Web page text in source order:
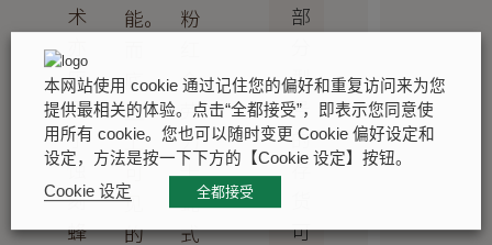
术
应
用
于
蚀
刻
蜂
能。
底
盖
上
可
见
的
粉
金
劳
力
士
蚝
式
部
型
号
的
存
可
本网站使用 cookie 通过记住您的偏好和重复访问来为您
提供最相关的体验。点击“全都接受”，即表示您同意使
用所有 cookie。您也可以随时变更 Cookie 偏好设定和
设定，方法是按一下下方的【Cookie 设定】按钮。
Cookie 设定
全都接受